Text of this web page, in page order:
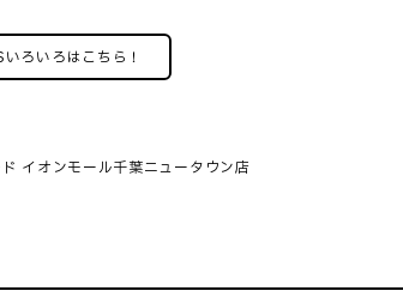
はこちら！
イオンモール千葉ニュータウン店